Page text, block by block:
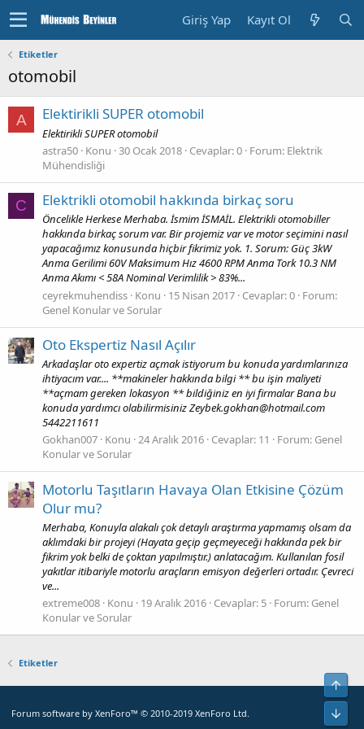
Giriş Yap Kayıt Ol
Etiketler
otomobil
A Elektirikli SUPER otomobil
Elektirikli SUPER otomobil
astra50 Konu 30 Ocak 2018 Cevaplar: 0 Forum: Elektrik
Mühendisliği
C Elektrikli otomobil hakkında birkaç soru
Öncelikle Herkese Merhaba. İsmim İSMAİL. Elektrikli otomobiller
hakkında birkaç sorum var. Bir projemiz var ve motor seçimini nasıl
yapacağımız konusunda hiçbir fikrimiz yok. 1. Sorum: Güç 3kW
Anma Gerilimi 60V Maksimum Hız 4600 RPM Anma Tork 10.3 NM
Anma Akımı < 58A Nominal Verimlilik > 83%...
ceyrekmuhendiss Konu 15 Nisan 2017 Cevaplar: 0 Forum:
Genel Konular ve Sorular
Oto Ekspertiz Nasıl Açılır
Arkadaşlar oto expertiz açmak istiyorum bu konuda yardımlarınıza
ihtiyacım var.... **makineler hakkında bilgi ** bu işin maliyeti
**açmam gereken lokasyon ** bildiğiniz en iyi firmalar Bana bu
konuda yardımcı olabilirmisiniz Zeybek.gokhan@hotmail.com
5442211611
Gokhan007 Konu 24 Aralık 2016 Cevaplar: 11 Forum: Genel
Konular ve Sorular
Motorlu Taşıtların Havaya Olan Etkisine Çözüm
Olur mu?
Merhaba, Konuyla alakalı çok detaylı araştırma yapmamış olsam da
aklımdaki bir projeyi (Hayata geçip geçmeyeceği hakkında pek bir
fikrim yok belki de çoktan yapılmıştır.) anlatacağım. Kullanılan fosil
yakıtlar itibariyle motorlu araçların emisyon değerleri ortadır. Çevreci
ve...
extreme008 Konu 19 Aralık 2016 Cevaplar: 5 Forum: Genel
Konular ve Sorular
Etiketler
Forum software by XenForo™ © 2010-2019 XenForo Ltd.
Alt